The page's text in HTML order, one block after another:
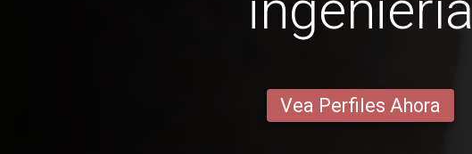
Vea Perfiles Ahora